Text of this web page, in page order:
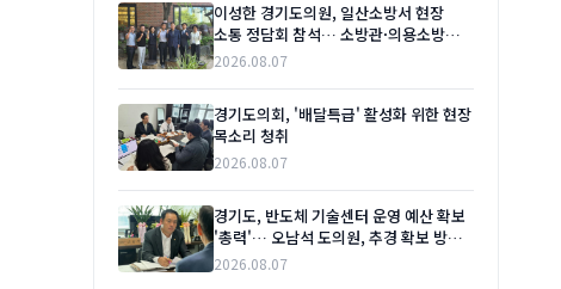
이성한 경기도의원, 일산소방서 현장
소통 정담회 참석… 소방관·의용소방대
애로사항 청취
2026.08.07
경기도의회, '배달특급' 활성화 위한 현장
목소리 청취
2026.08.07
경기도, 반도체 기술센터 운영 예산 확보
'총력'… 오남석 도의원, 추경 확보 방안
논의
2026.08.07